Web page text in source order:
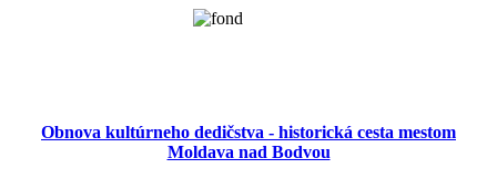
Obnova kultúrneho dedičstva - historická cesta mestom
Moldava nad Bodvou